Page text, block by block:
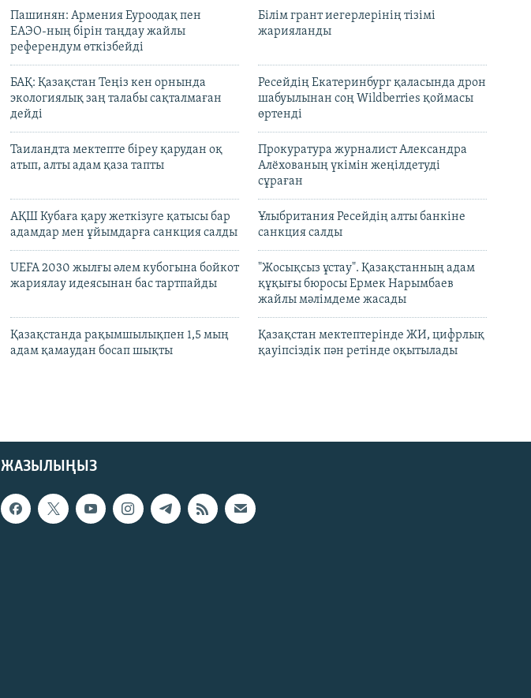
Пашинян: Армения Еуроодақ пен
ЕАЭО-ның бірін таңдау жайлы
референдум өткізбейді
Білім грант иегерлерінің тізімі
жарияланды
БАҚ: Қазақстан Теңіз кен орнында
экологиялық заң талабы сақталмаған
дейді
Ресейдің Екатеринбург қаласында дрон
шабуылынан соң Wildberries қоймасы
өртенді
Таиландта мектепте біреу қарудан оқ
атып, алты адам қаза тапты
Прокуратура журналист Александра
Алёхованың үкімін жеңілдетуді
сұраған
АҚШ Кубаға қару жеткізуге қатысы бар
адамдар мен ұйымдарға санкция салды
Ұлыбритания Ресейдің алты банкіне
санкция салды
UEFA 2030 жылғы әлем кубогына бойкот
жариялау идеясынан бас тартпайды
"Жосықсыз ұстау". Қазақстанның адам
құқығы бюросы Ермек Нарымбаев
жайлы мәлімдеме жасады
Қазақстанда рақымшылықпен 1,5 мың
адам қамаудан босап шықты
Қазақстан мектептерінде ЖИ, цифрлық
қауіпсіздік пән ретінде оқытылады
ЖАЗЫЛЫҢЫЗ